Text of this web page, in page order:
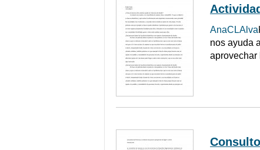
AnaCLAlva
nos ayuda
aprovechar